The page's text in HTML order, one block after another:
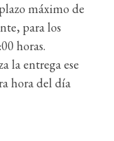
máximo de
para los
horas.
la entrega ese
hora del día